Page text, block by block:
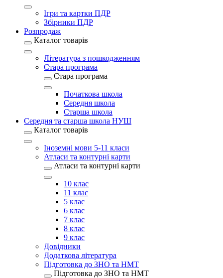
Ігри та картки ПДР
Збірники ПДР
Розпродаж
Каталог товарів
Література з пошкодженням
Стара програма
Стара програма
Початкова школа
Середня школа
Старша школа
Середня та старша школа НУШ
Каталог товарів
Іноземні мови 5-11 класи
Атласи та контурні карти
Атласи та контурні карти
10 клас
11 клас
5 клас
6 клас
7 клас
8 клас
9 клас
Довідники
Додаткова література
Підготовка до ЗНО та НМТ
Підготовка до ЗНО та НМТ